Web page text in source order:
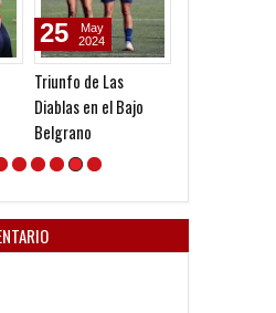
Triunfo de Las
Diablas en el Bajo
Belgrano
25
May
2024